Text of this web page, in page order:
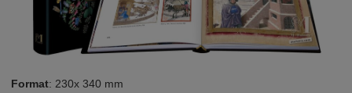
Format: 230x 340 mm